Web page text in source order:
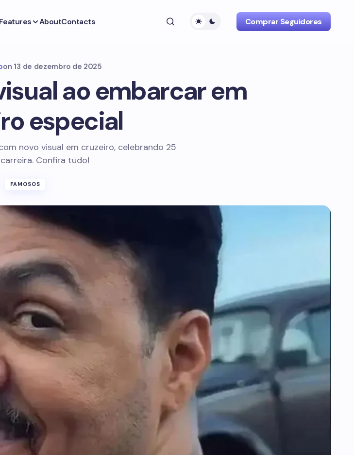
Features AboutContacts Comprar Seguidores
on 13 de dezembro de 2025
ao embarcar em
especial
novo visual em cruzeiro, celebrando 25
Confira tudo!
FAMOSOS